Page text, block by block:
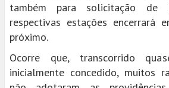
também para solicitação de
respectivas estações encerrará
próximo.
Ocorre que, transcorrido
inicialmente concedido, muitos